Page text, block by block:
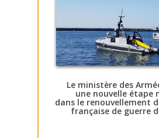
Le ministère des
une nouvelle étape
dans le renouvellement
française de guerre